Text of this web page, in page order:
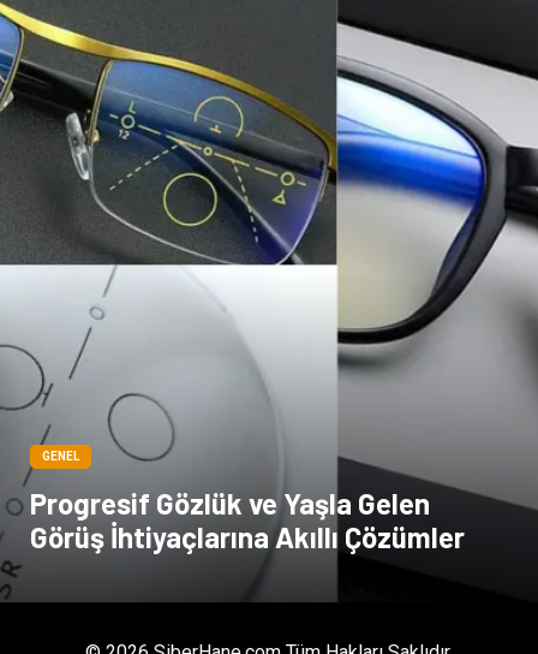
Pet Malzemeleri
GENEL
Progresif Gözlük ve Yaşla Gelen
Görüş İhtiyaçlarına Akıllı Çözümler